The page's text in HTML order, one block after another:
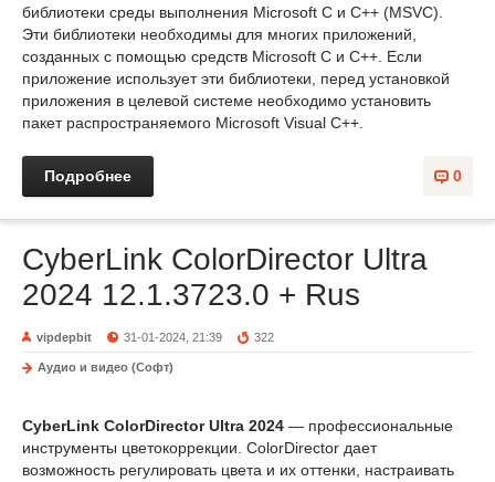
библиотеки среды выполнения Microsoft C и C++ (MSVC).
Эти библиотеки необходимы для многих приложений,
созданных с помощью средств Microsoft C и C++. Если
приложение использует эти библиотеки, перед установкой
приложения в целевой системе необходимо установить
пакет распространяемого Microsoft Visual C++.
0
Подробнее
CyberLink ColorDirector Ultra
2024 12.1.3723.0 + Rus
vipdepbit 31-01-2024, 21:39 322
Аудио и видео (Софт)
CyberLink ColorDirector Ultra 2024 — профессиональные
инструменты цветокоррекции. ColorDirector дает
возможность регулировать цвета и их оттенки, настраивать